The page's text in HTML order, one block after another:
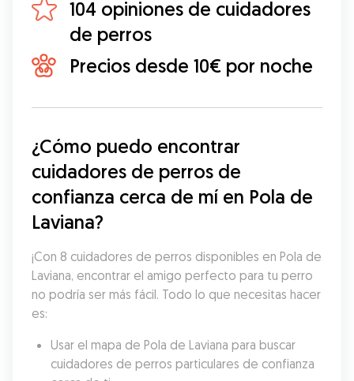
104 opiniones de cuidadores
de perros
Precios desde 10€ por noche
¿Cómo puedo encontrar
cuidadores de perros de
confianza cerca de mí en Pola de
Laviana?
¡Con 8 cuidadores de perros disponibles en Pola de
Laviana, encontrar el amigo perfecto para tu perro
no podría ser más fácil. Todo lo que necesitas hacer
es:
Usar el mapa de Pola de Laviana para buscar
cuidadores de perros particulares de confianza